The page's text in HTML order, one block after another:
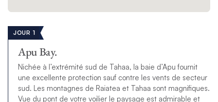
JOUR 1
Apu Bay.
Nichée à l’extrémité sud de Tahaa, la baie d’Apu fournit
une excellente protection sauf contre les vents de secteur
sud. Les montagnes de Raiatea et Tahaa sont magnifiques.
Vue du pont de votre voilier le paysage est admirable et